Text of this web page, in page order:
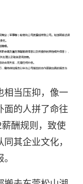
相当压抑，像一
面的人拼了命往
酬规则，致使
其企业文化，